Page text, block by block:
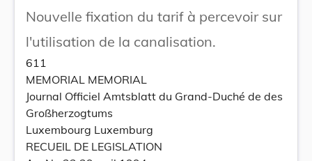
Nouvelle fixation du tarif à percevoir sur
l'utilisation de la canalisation.
611
MEMORIAL MEMORIAL
Journal Officiel Amtsblatt du Grand-Duché de des
Großherzogtums
Luxembourg Luxemburg
RECUEIL DE LEGISLATION